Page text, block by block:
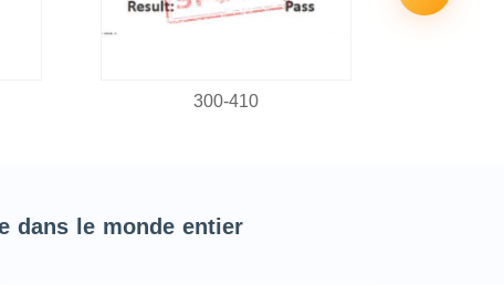
300-410
dans le monde entier